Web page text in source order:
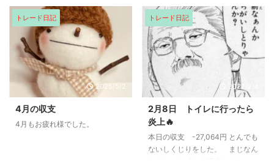
トレード日記
2025/5/2
4月の収支
4月もお疲れ様でした。
トレード日記
2022/2/8
2月8日 トイレに行ったら
炎上🔥
本日の収支 -27,064円 とんでも
ないしくじりをした。 まじなん